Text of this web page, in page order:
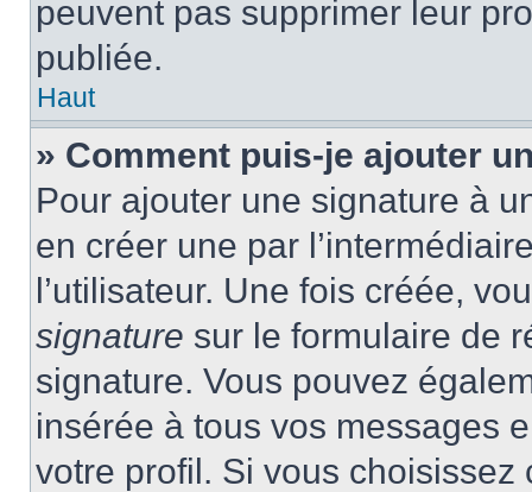
peuvent pas supprimer leur
publiée.
Haut
» Comment puis-je ajouter
Pour ajouter une signature à
en créer une par
l’utilisateur. Une fois créée,
signature sur le formulaire de
signature. Vous pouvez
insérée à tous vos messages
votre profil. Si vous